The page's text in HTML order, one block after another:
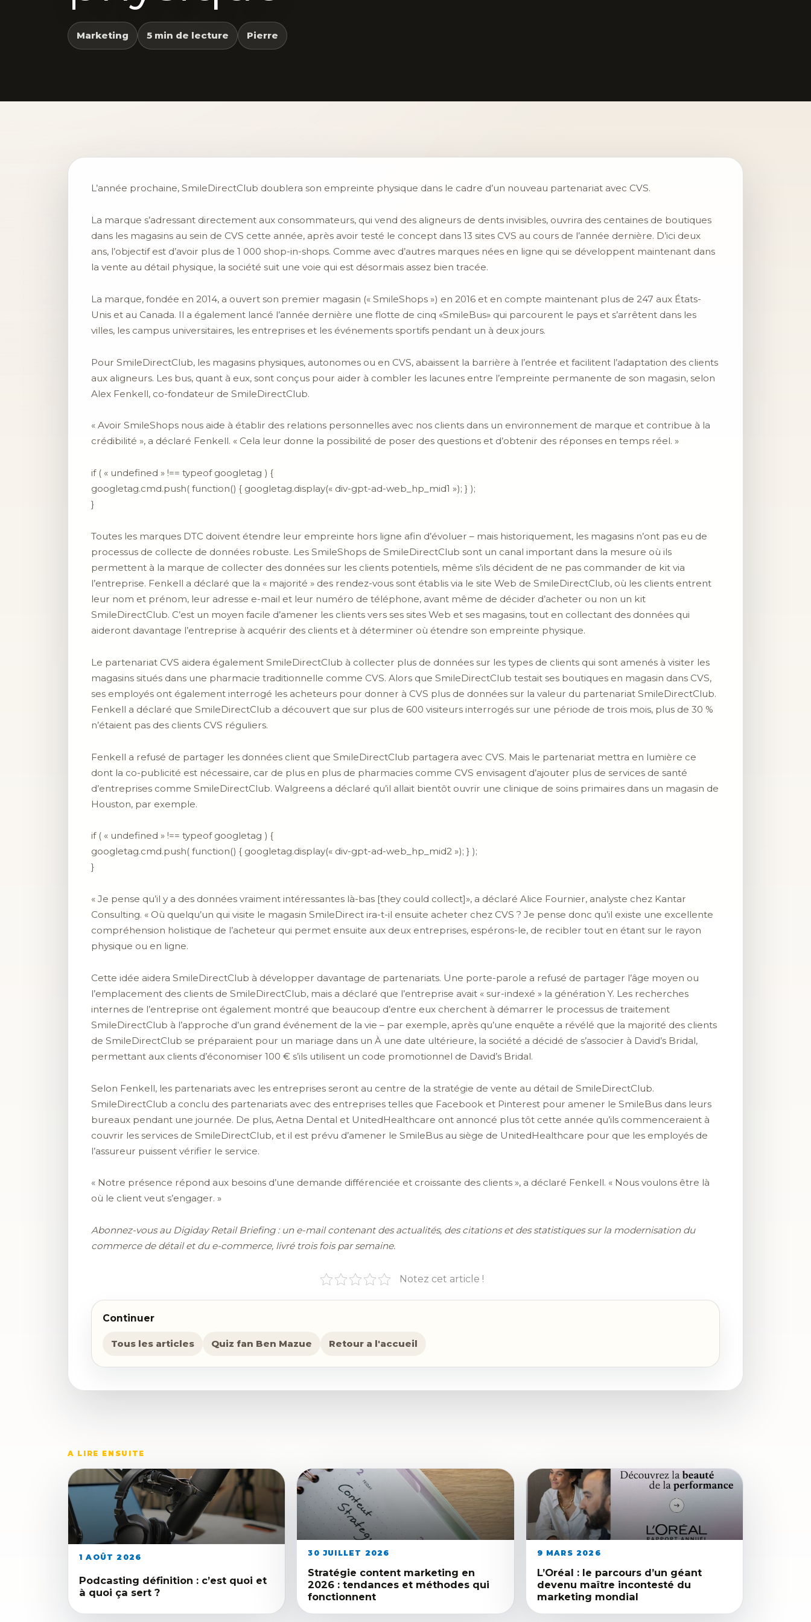
Marketing 5 min de lecture Pierre
L’année prochaine, SmileDirectClub doublera son empreinte physique dans le cadre d’un nouveau partenariat avec CVS.
La marque s’adressant directement aux consommateurs, qui vend des aligneurs de dents invisibles, ouvrira des centaines de boutiques
dans les magasins au sein de CVS cette année, après avoir testé le concept dans 13 sites CVS au cours de l’année dernière. D’ici deux
ans, l’objectif est d’avoir plus de 1 000 shop-in-shops. Comme avec d’autres marques nées en ligne qui se développent maintenant dans
la vente au détail physique, la société suit une voie qui est désormais assez bien tracée.
La marque, fondée en 2014, a ouvert son premier magasin (« SmileShops ») en 2016 et en compte maintenant plus de 247 aux États-
Unis et au Canada. Il a également lancé l’année dernière une flotte de cinq «SmileBus» qui parcourent le pays et s’arrêtent dans les
villes, les campus universitaires, les entreprises et les événements sportifs pendant un à deux jours.
Pour SmileDirectClub, les magasins physiques, autonomes ou en CVS, abaissent la barrière à l’entrée et facilitent l’adaptation des clients
aux aligneurs. Les bus, quant à eux, sont conçus pour aider à combler les lacunes entre l’empreinte permanente de son magasin, selon
Alex Fenkell, co-fondateur de SmileDirectClub.
« Avoir SmileShops nous aide à établir des relations personnelles avec nos clients dans un environnement de marque et contribue à la
crédibilité », a déclaré Fenkell. « Cela leur donne la possibilité de poser des questions et d’obtenir des réponses en temps réel. »
if ( « undefined » !== typeof googletag ) {
googletag.cmd.push( function() { googletag.display(« div-gpt-ad-web_hp_mid1 »); } );
}
Toutes les marques DTC doivent étendre leur empreinte hors ligne afin d’évoluer – mais historiquement, les magasins n’ont pas eu de
processus de collecte de données robuste. Les SmileShops de SmileDirectClub sont un canal important dans la mesure où ils
permettent à la marque de collecter des données sur les clients potentiels, même s’ils décident de ne pas commander de kit via
l’entreprise. Fenkell a déclaré que la « majorité » des rendez-vous sont établis via le site Web de SmileDirectClub, où les clients entrent
leur nom et prénom, leur adresse e-mail et leur numéro de téléphone, avant même de décider d’acheter ou non un kit
SmileDirectClub. C’est un moyen facile d’amener les clients vers ses sites Web et ses magasins, tout en collectant des données qui
aideront davantage l’entreprise à acquérir des clients et à déterminer où étendre son empreinte physique.
Le partenariat CVS aidera également SmileDirectClub à collecter plus de données sur les types de clients qui sont amenés à visiter les
magasins situés dans une pharmacie traditionnelle comme CVS. Alors que SmileDirectClub testait ses boutiques en magasin dans CVS,
ses employés ont également interrogé les acheteurs pour donner à CVS plus de données sur la valeur du partenariat SmileDirectClub.
Fenkell a déclaré que SmileDirectClub a découvert que sur plus de 600 visiteurs interrogés sur une période de trois mois, plus de 30 %
n’étaient pas des clients CVS réguliers.
Fenkell a refusé de partager les données client que SmileDirectClub partagera avec CVS. Mais le partenariat mettra en lumière ce
dont la co-publicité est nécessaire, car de plus en plus de pharmacies comme CVS envisagent d’ajouter plus de services de santé
d’entreprises comme SmileDirectClub. Walgreens a déclaré qu’il allait bientôt ouvrir une clinique de soins primaires dans un magasin de
Houston, par exemple.
if ( « undefined » !== typeof googletag ) {
googletag.cmd.push( function() { googletag.display(« div-gpt-ad-web_hp_mid2 »); } );
}
« Je pense qu’il y a des données vraiment intéressantes là-bas [they could collect]», a déclaré Alice Fournier, analyste chez Kantar
Consulting. « Où quelqu’un qui visite le magasin SmileDirect ira-t-il ensuite acheter chez CVS ? Je pense donc qu’il existe une excellente
compréhension holistique de l’acheteur qui permet ensuite aux deux entreprises, espérons-le, de recibler tout en étant sur le rayon
physique ou en ligne.
Cette idée aidera SmileDirectClub à développer davantage de partenariats. Une porte-parole a refusé de partager l’âge moyen ou
l’emplacement des clients de SmileDirectClub, mais a déclaré que l’entreprise avait « sur-indexé » la génération Y. Les recherches
internes de l’entreprise ont également montré que beaucoup d’entre eux cherchent à démarrer le processus de traitement
SmileDirectClub à l’approche d’un grand événement de la vie – par exemple, après qu’une enquête a révélé que la majorité des clients
de SmileDirectClub se préparaient pour un mariage dans un À une date ultérieure, la société a décidé de s’associer à David’s Bridal,
permettant aux clients d’économiser 100 € s’ils utilisent un code promotionnel de David’s Bridal.
Selon Fenkell, les partenariats avec les entreprises seront au centre de la stratégie de vente au détail de SmileDirectClub.
SmileDirectClub a conclu des partenariats avec des entreprises telles que Facebook et Pinterest pour amener le SmileBus dans leurs
bureaux pendant une journée. De plus, Aetna Dental et UnitedHealthcare ont annoncé plus tôt cette année qu’ils commenceraient à
couvrir les services de SmileDirectClub, et il est prévu d’amener le SmileBus au siège de UnitedHealthcare pour que les employés de
l’assureur puissent vérifier le service.
« Notre présence répond aux besoins d’une demande différenciée et croissante des clients », a déclaré Fenkell. « Nous voulons être là
où le client veut s’engager. »
Abonnez-vous au Digiday Retail Briefing : un e-mail contenant des actualités, des citations et des statistiques sur la modernisation du
commerce de détail et du e-commerce, livré trois fois par semaine.
Notez cet article !
Continuer
Tous les articles Quiz fan Ben Mazue Retour a l'accueil
A LIRE ENSUITE
1 AOÛT 2026
Podcasting définition : c’est quoi et
à quoi ça sert ?
30 JUILLET 2026
Stratégie content marketing en
2026 : tendances et méthodes qui
fonctionnent
9 MARS 2026
L’Oréal : le parcours d’un géant
devenu maître incontesté du
marketing mondial